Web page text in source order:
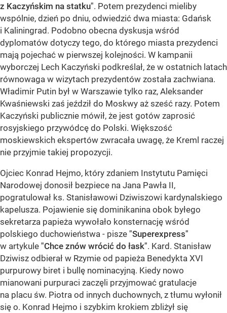
z Kaczyńskim na statku". Potem prezydenci mieliby
wspólnie, dzień po dniu, odwiedzić dwa miasta: Gdańsk
i Kaliningrad. Podobno obecna dyskusja wśród
dyplomatów dotyczy tego, do którego miasta prezydenci
mają pojechać w pierwszej kolejności. W kampanii
wyborczej Lech Kaczyński podkreślał, że w ostatnich latach
równowaga w wizytach prezydentów została zachwiana.
Władimir Putin był w Warszawie tylko raz, Aleksander
Kwaśniewski zaś jeździł do Moskwy aż sześć razy. Potem
Kaczyński publicznie mówił, że jest gotów zaprosić
rosyjskiego przywódcę do Polski. Większość
moskiewskich ekspertów zwracała uwagę, że Kreml raczej
nie przyjmie takiej propozycji.
Ojciec Konrad Hejmo, który zdaniem Instytutu Pamięci
Narodowej donosił bezpiece na Jana Pawła II,
pogratulował ks. Stanisławowi Dziwiszowi kardynalskiego
kapelusza. Pojawienie się dominikanina obok byłego
sekretarza papieża wywołało konsternację wśród
polskiego duchowieństwa - pisze "Superexpress"
w artykule "Chce znów wrócić do łask". Kard. Stanisław
Dziwisz odbierał w Rzymie od papieża Benedykta XVI
purpurowy biret i bullę nominacyjną. Kiedy nowo
mianowani purpuraci zaczęli przyjmować gratulacje
na placu św. Piotra od innych duchownych, z tłumu wyłonił
się o. Konrad Hejmo i szybkim krokiem zbliżył się